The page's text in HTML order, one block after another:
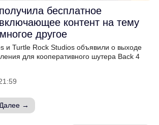
бесплатное
контент на тему
другое
и Turtle Rock Studios объявили о выходе
для кооперативного шутера Back 4
Далее →